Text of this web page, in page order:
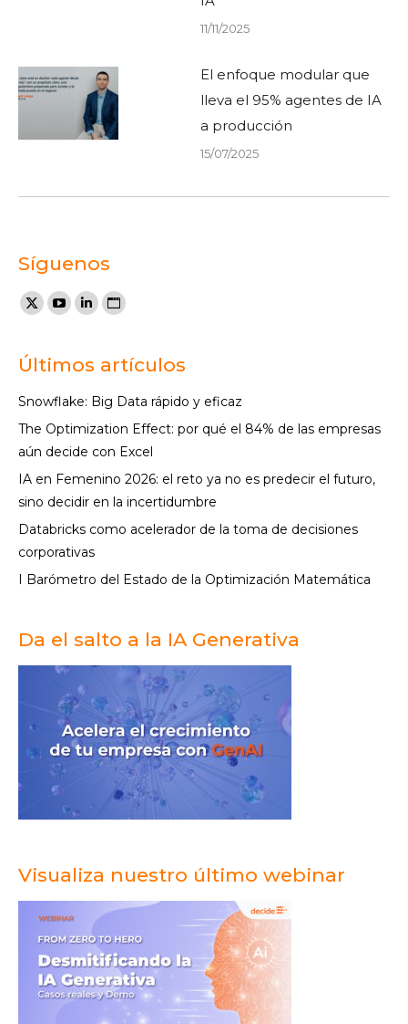
11/11/2025
El enfoque modular que
lleva el 95% agentes de IA
a producción
15/07/2025
Síguenos
Encuéntranos en:
X
opens
new
window
YouTube
opens
new
window
Linkedin
opens
new
window
Sitio
page
in
new
window
Últimos artículos
Snowflake: Big Data rápido y eficaz
The Optimization Effect: por qué el 84% de las empresas
aún decide con Excel
IA en Femenino 2026: el reto ya no es predecir el futuro,
sino decidir en la incertidumbre
Databricks como acelerador de la toma de decisiones
corporativas
I Barómetro del Estado de la Optimización Matemática
Da el salto a la IA Generativa
Visualiza nuestro último webinar